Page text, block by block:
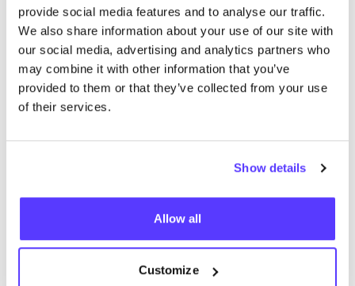
provide social media features and to analyse our traffic.
We also share information about your use of our site with
our social media, advertising and analytics partners who
may combine it with other information that you’ve
provided to them or that they’ve collected from your use
of their services.
Show details
Allow all
Customize
Zur Route hinzufügen
Map